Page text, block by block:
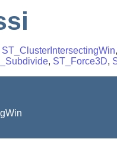
ST_ClusterIntersectingWin
, ST_Force3D,